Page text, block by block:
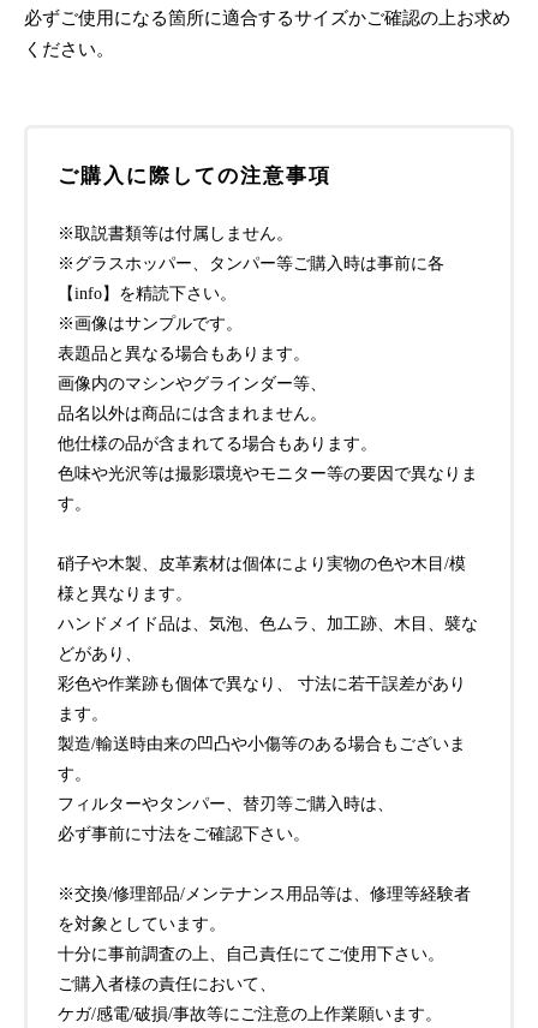
必ずご使用になる箇所に適合するサイズかご確認の上お求め
ください。
ご購入に際しての注意事項
※取説書類等は付属しません。
※グラスホッパー、タンパー等ご購入時は事前に各
【info】を精読下さい。
※画像はサンプルです。
表題品と異なる場合もあります。
画像内のマシンやグラインダー等、
品名以外は商品には含まれません。
他仕様の品が含まれてる場合もあります。
色味や光沢等は撮影環境やモニター等の要因で異なりま
す。
硝子や木製、皮革素材は個体により実物の色や木目/模
様と異なります。
ハンドメイド品は、気泡、色ムラ、加工跡、木目、襞な
どがあり、
彩色や作業跡も個体で異なり、 寸法に若干誤差があり
ます。
製造/輸送時由来の凹凸や小傷等のある場合もございま
す。
フィルターやタンパー、替刃等ご購入時は、
必ず事前に寸法をご確認下さい。
※交換/修理部品/メンテナンス用品等は、修理等経験者
を対象としています。
十分に事前調査の上、自己責任にてご使用下さい。
ご購入者様の責任において、
ケガ/感電/破損/事故等にご注意の上作業願います。